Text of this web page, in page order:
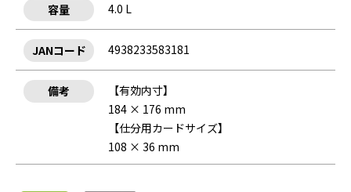
容量 4.0 L
JANコード 4938233583181
備考
【有効内寸】
184 × 176 mm
【仕分用カードサイズ】
108 × 36 mm